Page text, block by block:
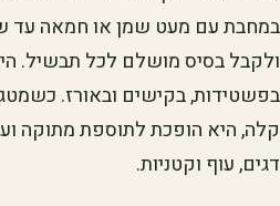
במחבת עם מעט שמן או חמאה עד
ולקבל בסיס מושלם לכל תבשיל.
בפשטידות, בקישים ובאורז.
קלה, היא הופכת לתוספת מתוקה
דגים, עוף וקטניות.